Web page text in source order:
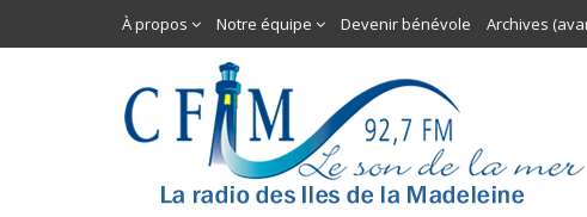
À propos Notre équipe Devenir bénévole Archives